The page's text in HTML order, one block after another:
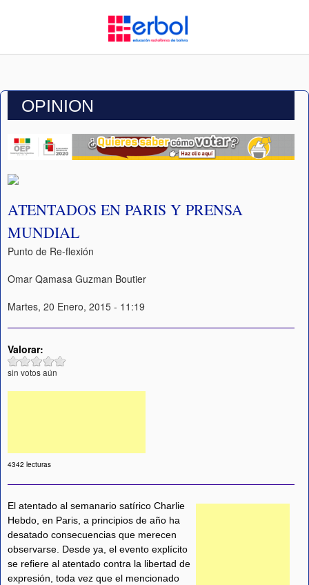
OPINION
ATENTADOS EN PARIS Y PRENSA
MUNDIAL
Punto de Re-flexión
Omar Qamasa Guzman Boutier
Martes, 20 Enero, 2015 - 11:19
Valorar:
sin votos aún
4342 lecturas
El atentado al semanario satírico Charlie
Hebdo, en Paris, a principios de año ha
desatado consecuencias que merecen
observarse. Desde ya, el evento explícito
se refiere al atentado contra la libertad de
expresión, toda vez que el mencionado